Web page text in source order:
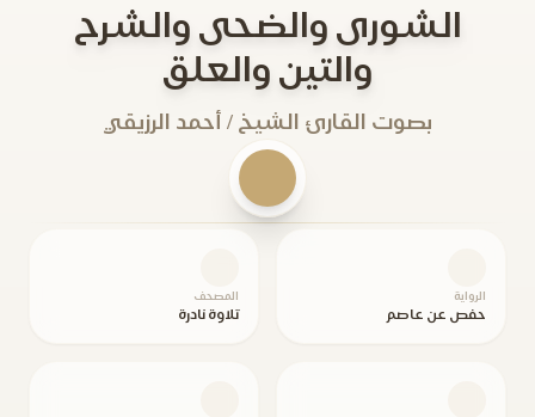
الشورى والضحى والشرح
والتين والعلق
بصوت القارئ الشيخ / أحمد الرزيقي
الرواية
حفص عن عاصم
المصحف
تلاوة نادرة